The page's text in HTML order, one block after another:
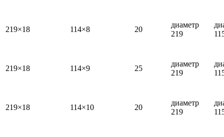
219×18 114×8 20
диаметр
219
219×18 114×9 25
диаметр
219
219×18 114×10 20
диаметр
219